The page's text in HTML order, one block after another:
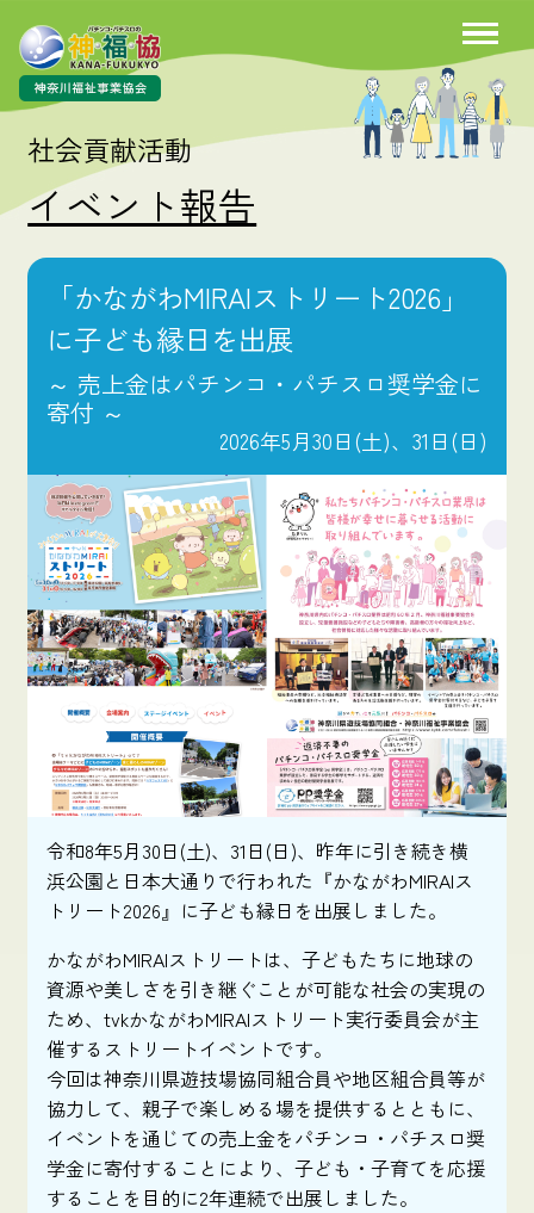
社会貢献活動
イベント報告
「かながわMIRAIストリート2026」
に子ども縁日を出展
～ 売上金はパチンコ・パチスロ奨学金に
寄付 ～
2026年5月30日(土)、31日(日)
令和8年5月30日(土)、31日(日)、昨年に引き続き横
浜公園と日本大通りで行われた『かながわMIRAIス
トリート2026』に子ども縁日を出展しました。
かながわMIRAIストリートは、子どもたちに地球の
資源や美しさを引き継ぐことが可能な社会の実現の
ため、tvkかながわMIRAIストリート実行委員会が主
催するストリートイベントです。
今回は神奈川県遊技場協同組合員や地区組合員等が
協力して、親子で楽しめる場を提供するとともに、
イベントを通じての売上金をパチンコ・パチスロ奨
学金に寄付することにより、子ども・子育てを応援
することを目的に2年連続で出展しました。